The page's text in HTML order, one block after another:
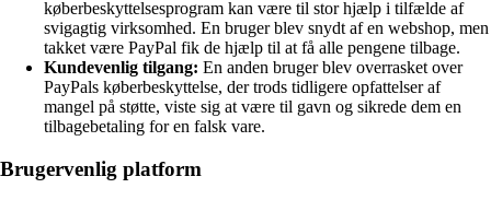
køberbeskyttelsesprogram kan være til stor hjælp i tilfælde af
svigagtig virksomhed. En bruger blev snydt af en webshop, men
takket være PayPal fik de hjælp til at få alle pengene tilbage.
Kundevenlig tilgang: En anden bruger blev overrasket over
PayPals køberbeskyttelse, der trods tidligere opfattelser af
mangel på støtte, viste sig at være til gavn og sikrede dem en
tilbagebetaling for en falsk vare.
Brugervenlig platform